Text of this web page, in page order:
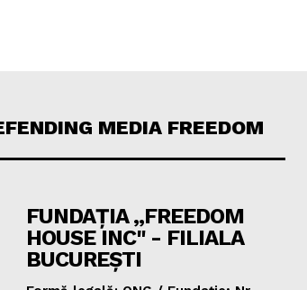
MEDIA FREEDOM
FUNDAȚIA „FREEDOM
HOUSE INC" - FILIALA
BUCUREȘTI